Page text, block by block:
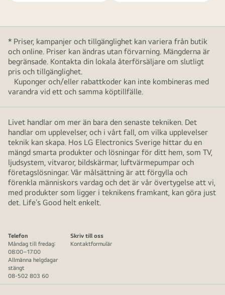
* Priser, kampanjer och tillgänglighet kan variera från butik
och online. Priser kan ändras utan förvarning. Mängderna är
begränsade. Kontakta din lokala återförsäljare om slutligt
pris och tillgänglighet.
Kuponger och/eller rabattkoder kan inte kombineras med
varandra vid ett och samma köptillfälle.
Livet handlar om mer än bara den senaste tekniken. Det
handlar om upplevelser, och i vårt fall, om vilka upplevelser
teknik kan skapa. Hos LG Electronics Sverige hittar du en
mängd smarta produkter och lösningar för ditt hem, som TV,
ljudsystem, vitvaror, bildskärmar, luftvärmepumpar och
företagslösningar. Vår målsättning är att förgylla och
förenkla människors vardag och det är vår övertygelse att vi,
med produkter som ligger i teknikens framkant, kan göra just
det. Life’s Good helt enkelt.
Telefon
Måndag till fredag:
08:00–17:00
Allmänna helgdagar
stängt
08-502 803 60
Skriv till oss
Kontaktformulär